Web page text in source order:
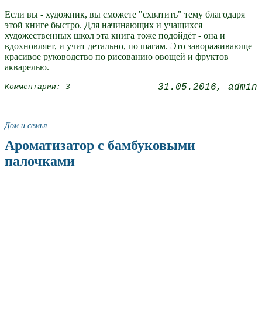
Если вы - художник, вы сможете "схватить" тему благодаря
этой книге быстро. Для начинающих и учащихся
художественных школ эта книга тоже подойдёт - она и
вдохновляет, и учит детально, по шагам. Это завораживающе
красивое руководство по рисованию овощей и фруктов
акварелью.
Комментарии: 3 31.05.2016 admin
Дом и семья
Ароматизатор с бамбуковыми
палочками